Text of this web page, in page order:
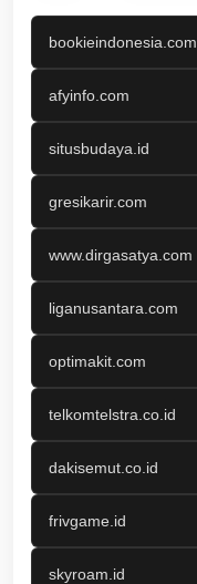
bookieindonesia.com
afyinfo.com
situsbudaya.id
gresikarir.com
www.dirgasatya.com
liganusantara.com
optimakit.com
telkomtelstra.co.id
dakisemut.co.id
frivgame.id
skyroam.id